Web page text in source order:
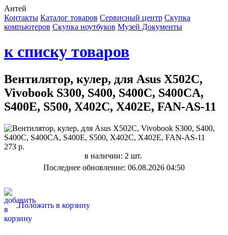
Антей
Контакты Каталог товаров Сервисный центр Cкупка
компьютеров Cкупка ноутбуков Музей Документы
к списку товаров
Вентилятор, кулер, для Asus X502C,
Vivobook S300, S400, S400C, S400CA,
S400E, S500, X402C, X402E, FAN-AS-11
273 р.
в наличии: 2 шт.
Последнее обновление: 06.08.2026 04:50
Положить в корзину